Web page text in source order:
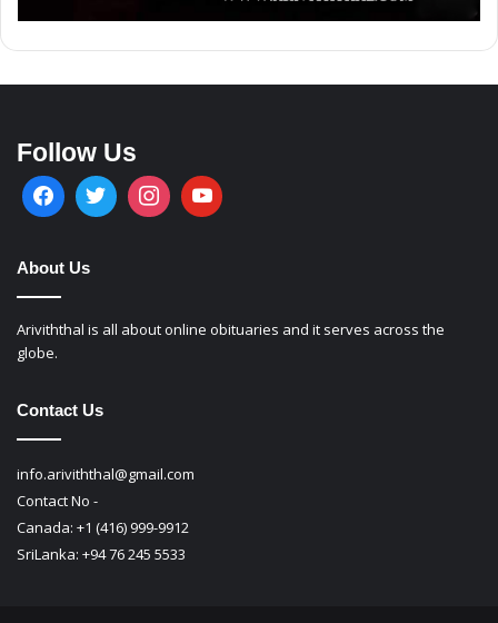
Follow Us
About Us
Ariviththal is all about online obituaries and it serves across the
globe.
Contact Us
info.ariviththal@gmail.com
Contact No -
Canada: +1 (416) 999-9912
SriLanka: +94 76 245 5533